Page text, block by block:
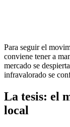
Para seguir el
conviene tener a
mercado se
infravalorado se
La tesis: el
local